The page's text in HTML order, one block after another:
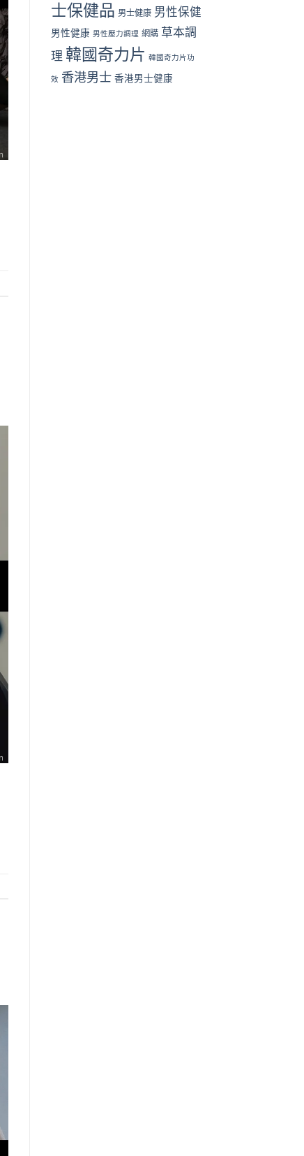
士保健品 男士健康 男性保健
男性健康 男性壓力調理 網購 草本調
理 韓國奇力片 韓國奇力片功
效 香港男士 香港男士健康